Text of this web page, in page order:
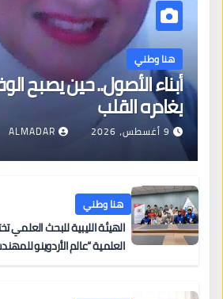
هنا وطني
أبناء الأصول.. حين يصبح
يغادره القلب
9 أغسطس، 2026 ALMADAR
هنا وطني
الهيئة الليبية للبحث العلمي
العلمية “عالم الأردوينو